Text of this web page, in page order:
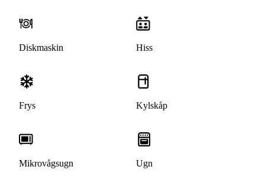
Diskmaskin Hiss
Frys Kylskåp
Mikrovågsugn Ugn